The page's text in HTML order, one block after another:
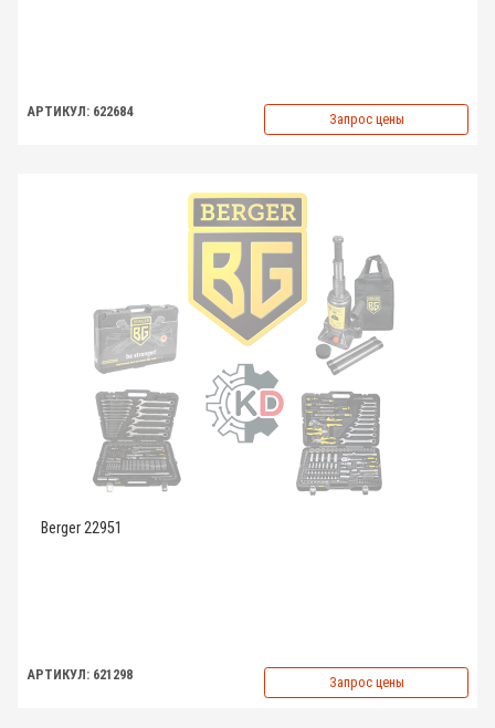
АРТИКУЛ: 622684 Запрос цены
Berger 22951
АРТИКУЛ: 621298 Запрос цены